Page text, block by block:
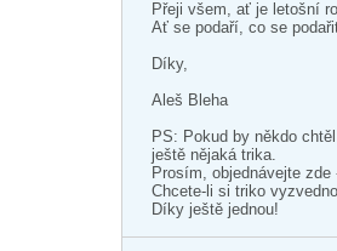
Přeji všem, ať je letošní
Ať se podaří, co se
Díky,
Aleš Bleha
PS: Pokud by někdo
ještě nějaká trika.
Prosím, objednávejte
Chcete-li si triko
Díky ještě jednou!